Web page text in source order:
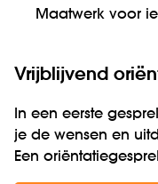
Maatwerk voor
Vrijblijvend
In een eerste
je de wensen en
Een